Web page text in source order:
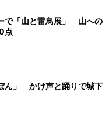
で「山と雷鳥展」 山への
点
ん」 かけ声と踊りで城下